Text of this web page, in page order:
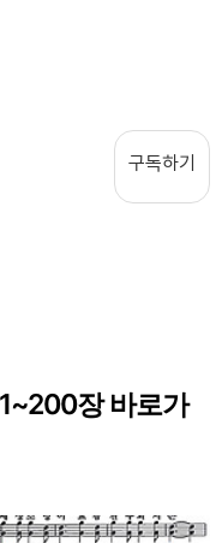
구독하기
장 바로가